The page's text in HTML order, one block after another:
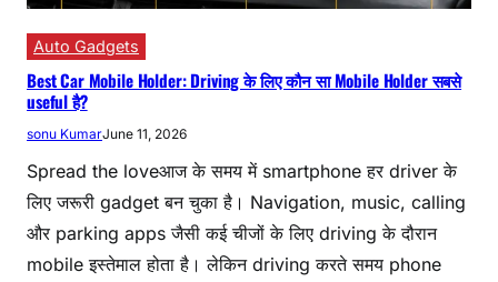
Auto Gadgets
Best Car Mobile Holder: Driving के लिए कौन सा Mobile Holder सबसे
useful है?
sonu KumarJune 11, 2026
Spread the loveआज के समय में smartphone हर driver के
लिए जरूरी gadget बन चुका है। Navigation, music, calling
और parking apps जैसी कई चीजों के लिए driving के दौरान
mobile इस्तेमाल होता है। लेकिन driving करते समय phone